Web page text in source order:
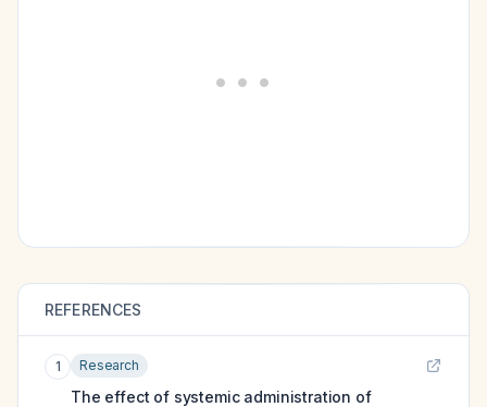
REFERENCES
1 Research
The effect of systemic administration of